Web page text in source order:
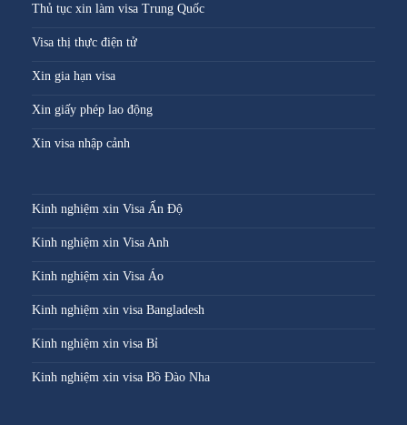
Thủ tục xin làm visa Trung Quốc
Visa thị thực điện tử
Xin gia hạn visa
Xin giấy phép lao động
Xin visa nhập cảnh
Kinh nghiệm xin Visa Ấn Độ
Kinh nghiệm xin Visa Anh
Kinh nghiệm xin Visa Áo
Kinh nghiệm xin visa Bangladesh
Kinh nghiệm xin visa Bỉ
Kinh nghiệm xin visa Bồ Đào Nha